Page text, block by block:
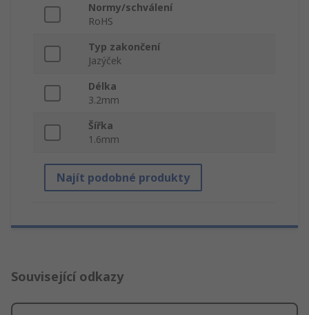
Normy/schválení
RoHS
Typ zakončení
Jazýček
Délka
3.2mm
Šířka
1.6mm
Najít podobné produkty
Související odkazy